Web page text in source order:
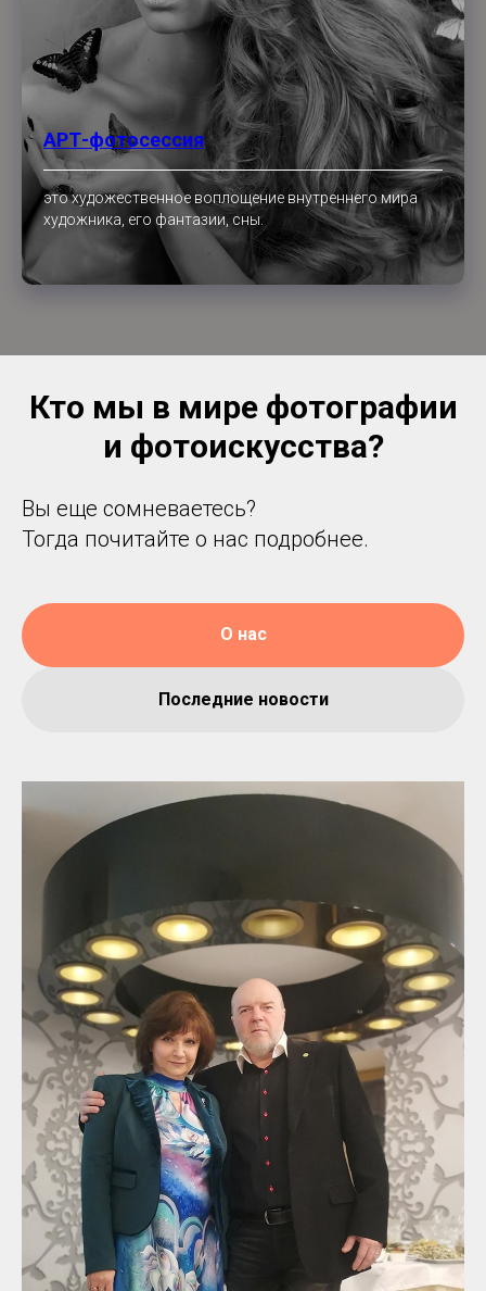
АРТ-фотосессия
это художественное воплощение внутреннего мира
художника, его фантазии, сны.
Кто мы в мире фотографии
и фотоискусства?
Вы еще сомневаетесь?
Тогда почитайте о нас подробнее.
О нас
Последние новости